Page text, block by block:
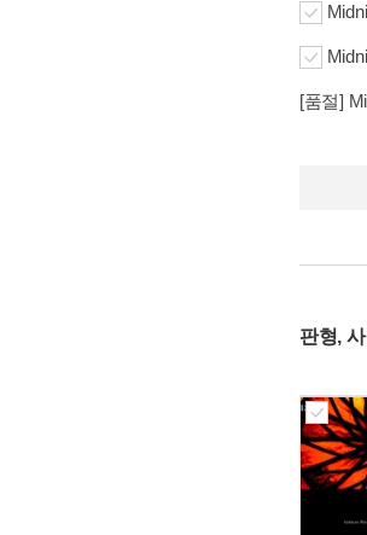
[품절]
판형,